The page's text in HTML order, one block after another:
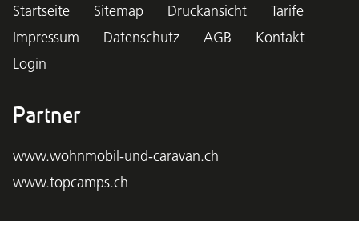
Startseite Sitemap Druckansicht
Tarife
Impressum
Datenschutz AGB
Kontakt
Login
Partner
www.wohnmobil-und-caravan.ch
www.topcamps.ch